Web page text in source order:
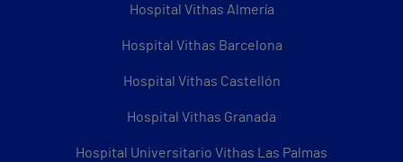
Hospital Vithas Almería
Hospital Vithas Barcelona
Hospital Vithas Castellón
Hospital Vithas Granada
Hospital Universitario Vithas Las Palmas